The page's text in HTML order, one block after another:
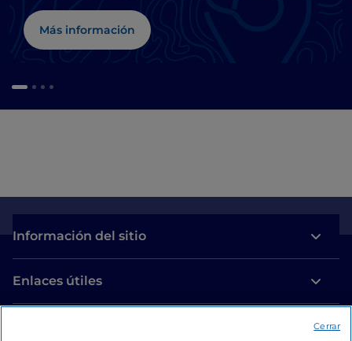
Chianti
Más información
Información del sitio
Enlaces útiles
Cerrar